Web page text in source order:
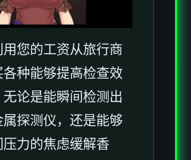
您的工资从旅行商
各种能够提高检查效
论是能瞬间检测出
属探测仪，还是能够
压力的焦虑缓解香